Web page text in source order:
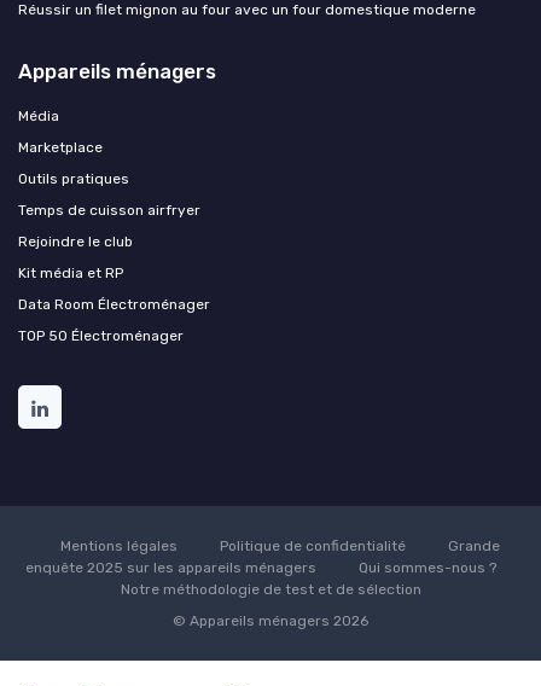
Réussir un filet mignon au four avec un four domestique moderne
Appareils ménagers
Média
Marketplace
Outils pratiques
Temps de cuisson airfryer
Rejoindre le club
Kit média et RP
Data Room Électroménager
TOP 50 Électroménager
Mentions légales Politique de confidentialité
Grande
enquête 2025 sur les appareils ménagers
Qui sommes-nous ?
Notre méthodologie de test et de sélection
© Appareils ménagers 2026